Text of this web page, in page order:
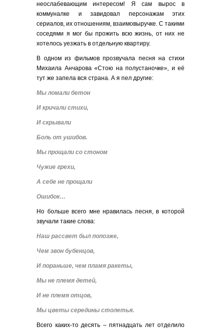
неослабевающим интересом! Я сам вырос в
коммуналке и завидовал персонажам этих
сериалов, их отношениям, взаимовыручке. С такими
соседями я мог бы прожить всю жизнь, от них не
хотелось уезжать в отдельную квартиру.
В одном из фильмов прозвучала песня на стихи
Михаила Анчарова «Стою на полустаночке», и её
тут же запела вся страна. А я пел другие:
Мы ломали бетон
И кричали стихи,
И скрывали
Боль от ушибов.
Мы прощали со стоном
Чужие грехи,
А себе не прощали
Ошибок…
Но больше всего мне нравилась песня, в которой
звучали такие слова:
Наш рассвет был попозже,
Чем звон бубенцов,
И пораньше, чем пламя ракеты,
Мы не племя детей,
И не племя отцов,
Мы цветы середины столетья.
Всего каких-то десять – пятнадцать лет отделило